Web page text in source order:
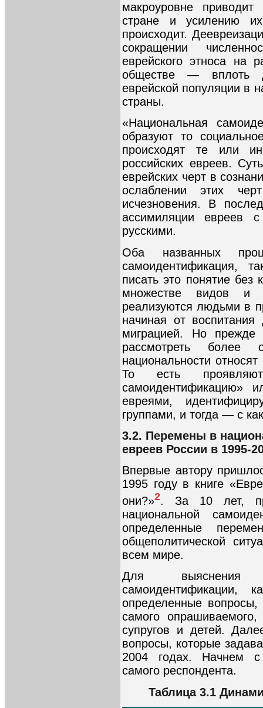
макроуровне
стране и усилению
происходит.
сокращении
еврейского этноса на
обществе — вплоть
еврейской популяции в
страны.
«Национальная
образуют то
происходят те или
российских евреев.
еврейских черт в
ослаблении этих
исчезновения. В
ассимиляции евреев
русскими.
Оба названных
самоидентификация,
писать это понятие
множестве видов и
реализуются людьми в
начиная от воспитания
миграцией. Но
рассмотреть
национальности
То есть
самоидентификацию»
евреями,
группами, и тогда — с
3.2. Перемены в
евреев России в 1995-
Впервые автору
1995 году в книге
они?»2. За 10 лет,
национальной
определенные
общеполитической
всем мире.
Для выяснения
самоидентификации,
определенные вопросы,
самого
супругов и детей.
вопросы, которые
2004 годах. Начнем с
самого респондента.
Таблица 3.1